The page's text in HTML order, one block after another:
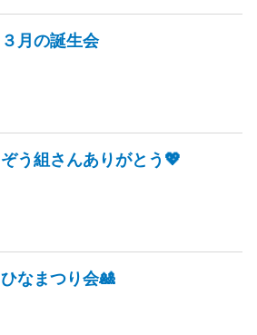
３月の誕生会
ぞう組さんありがとう💖
ひなまつり会🎎